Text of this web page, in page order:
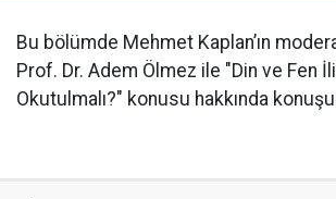
Bu bölümde Mehmet Kaplan’ın
Prof. Dr. Adem Ölmez ile "Din ve Fen
Okutulmalı?" konusu hakkında